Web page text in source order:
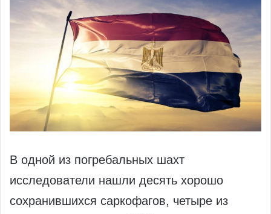
В одной из погребальных шахт
исследователи нашли десять хорошо
сохранившихся саркофагов, четыре из